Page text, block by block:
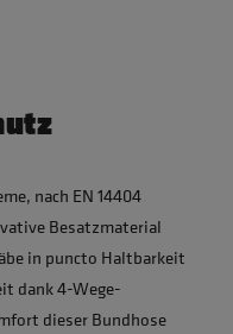
nach EN 14404
Besatzmaterial
in puncto Haltbarkeit
dank 4-Wege-
dieser Bundhose